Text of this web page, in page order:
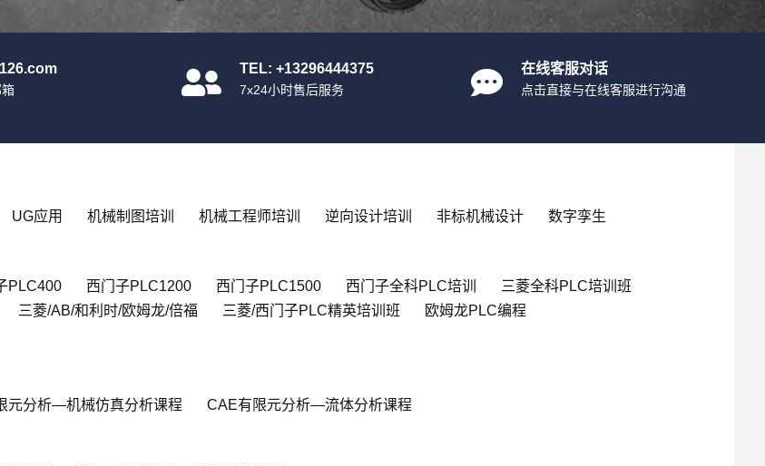
TEL: +13296444375
7x24小时售后服务
在线客服对话
点击直接与在线客服进行沟通
UG应用 机械制图培训 机械工程师培训 逆向设计培训 非标机械设计 数字孪生
PLC400 西门子PLC1200 西门子PLC1500 西门子全科PLC培训
三菱全科PLC培训班
三菱/AB/和利时/欧姆龙/倍福 三菱/西门子PLC精英培训班
欧姆龙PLC编程
元分析—机械仿真分析课程 CAE有限元分析—流体分析课程